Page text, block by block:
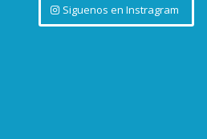
Siguenos en Instragram